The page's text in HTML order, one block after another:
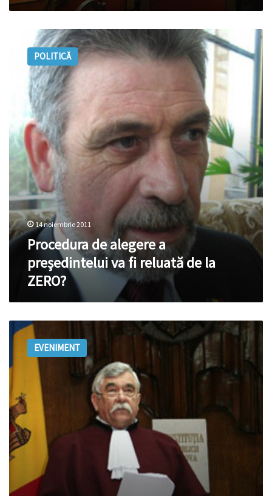
Procedura
alegere
preşedintelui
reluată
de
la
ZERO?
POLITICĂ
14 noiembrie 2011
Procedura de alegere a
preşedintelui va fi reluată de la
ZERO?
Şeful
statului
va
ales
prin
lege
organică
EVENIMENT